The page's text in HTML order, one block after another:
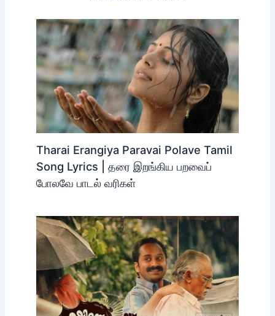
Tharai Erangiya Paravai Polave Tamil
Song Lyrics | தரை இறங்கிய பறவைப்
போலவே பாடல் வரிகள்